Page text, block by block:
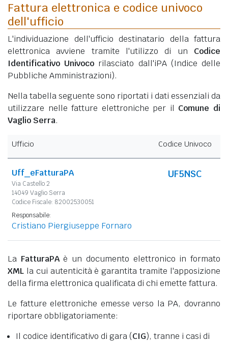
Fattura elettronica e codice univoco
dell'ufficio
L'individuazione dell'ufficio destinatario della fattura
elettronica avviene tramite l'utilizzo di un Codice
Identificativo Univoco rilasciato dall'iPA (Indice delle
Pubbliche Amministrazioni).
Nella tabella seguente sono riportati i dati essenziali da
utilizzare nelle fatture elettroniche per il Comune di
Vaglio Serra.
Ufficio Codice Univoco
Uff_eFatturaPA
Via Castello 2
14049 Vaglio Serra
Codice Fiscale: 82002530051
UF5NSC
Responsabile:
Cristiano Piergiuseppe Fornaro
La FatturaPAè un documento elettronico in formato
XML la cui autenticità è garantita tramite l'apposizione
della firma elettronica qualificata di chi emette fattura.
Le fatture elettroniche emesse verso la PA, dovranno
riportare obbligatoriamente:
Il codice identificativo di gara (CIG), tranne i casi di